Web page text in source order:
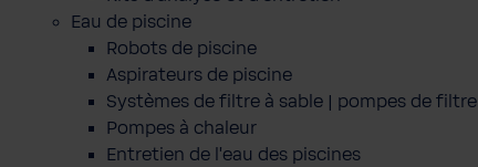
Eau de piscine
Robots de piscine
Aspirateurs de piscine
Systèmes de filtre à sable | pompes de filtre
Pompes à chaleur
Entretien de l'eau des piscines